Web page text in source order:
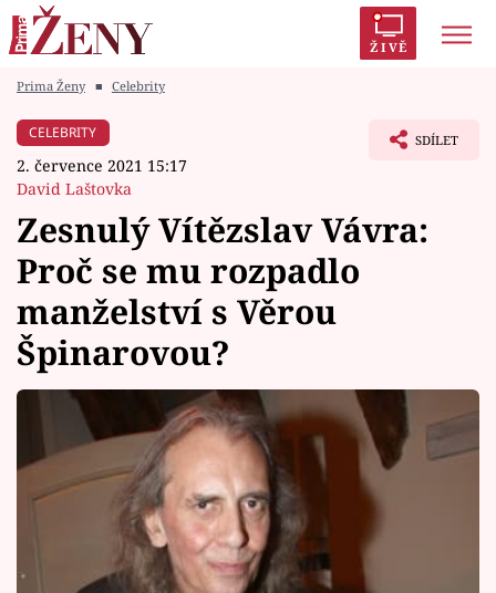
ŽIVĚ
Módní alarm
Témata
Celebrity
Vztahy
Seriály
Horoskopy
Sledujte prima+
Prima Ženy ■ Celebrity
CELEBRITY
2. července 2021 15:17
David Laštovka
SDÍLET
Zesnulý Vítězslav Vávra:
Proč se mu rozpadlo
manželství s Věrou
Špinarovou?